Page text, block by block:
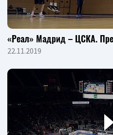
«Реал» Мадрид – ЦСКА.
22.11.2019